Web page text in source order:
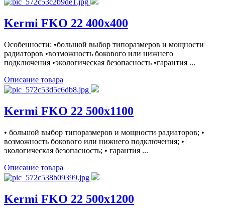
Kermi FKO 22 400x400
Особенности: •большой выбор типоразмеров и мощности
радиаторов •возможность бокового или нижнего
подключения •экологическая безопасность •гарантия ...
Описание товара
Kermi FKO 22 500x1100
• большой выбор типоразмеров и мощности радиаторов; •
возможность бокового или нижнего подключения; •
экологическая безопасность; • гарантия ...
Описание товара
Kermi FKO 22 500x1200